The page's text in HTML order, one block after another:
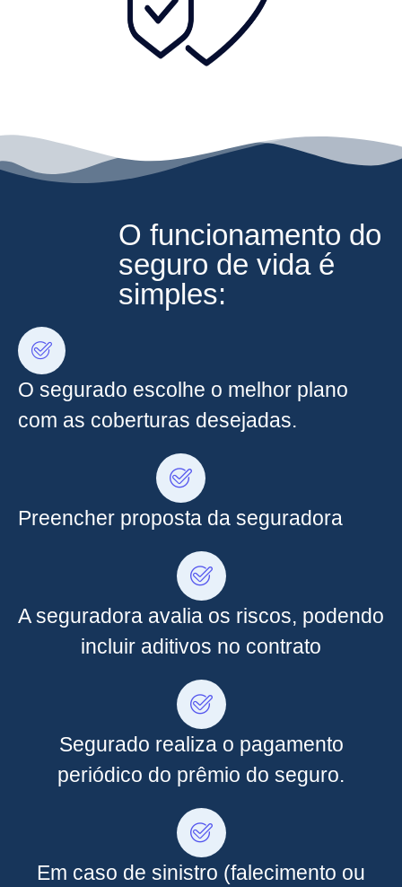
O funcionamento do
seguro de vida é
simples:
O segurado escolhe o melhor plano
com as coberturas desejadas.
Preencher proposta da seguradora
A seguradora avalia os riscos, podendo
incluir aditivos no contrato
Segurado realiza o pagamento
periódico do prêmio do seguro.
Em caso de sinistro (falecimento ou